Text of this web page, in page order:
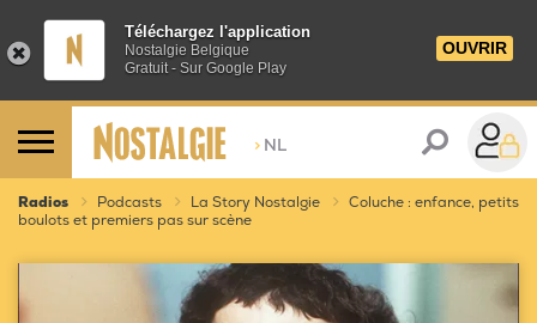
Téléchargez l'application
Nostalgie Belgique
Gratuit - Sur Google Play
OUVRIR
> NL
Radios Podcasts La Story Nostalgie
Coluche : enfance, petits
boulots et premiers pas sur scène